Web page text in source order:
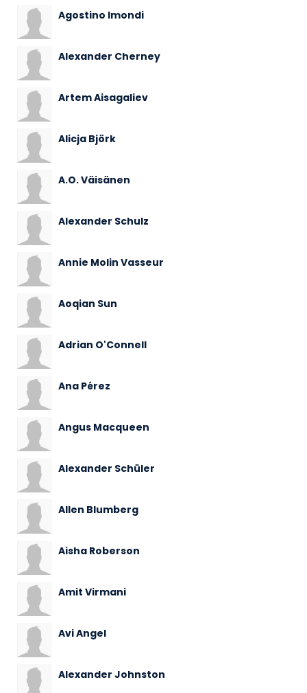
Agostino Imondi
Alexander Cherney
Artem Aisagaliev
Alicja Björk
A.O. Väisänen
Alexander Schulz
Annie Molin Vasseur
Aoqian Sun
Adrian O'Connell
Ana Pérez
Angus Macqueen
Alexander Schüler
Allen Blumberg
Aisha Roberson
Amit Virmani
Avi Angel
Alexander Johnston